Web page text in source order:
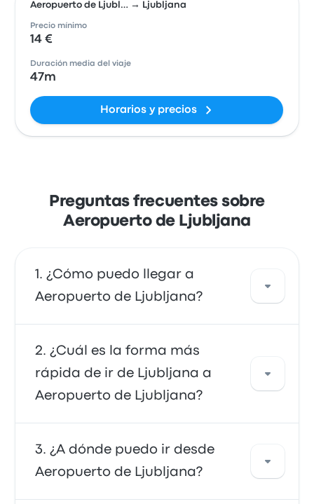
Aeropuerto de Ljubl… → Ljubljana
Precio mínimo
14 €
Duración media del viaje
47m
Horarios y precios
Preguntas frecuentes sobre
Aeropuerto de Ljubljana
¿Cómo puedo llegar a
Aeropuerto de Ljubljana?
Puedes ir en autobús, que ofrece acceso
directo al aeropuerto. También puedes ir en
taxi o utilizar un servicio de transporte
compartido.
¿Cuál es la forma más
rápida de ir de Ljubljana a
Aeropuerto de Ljubljana?
La forma más rápida de viajar desde y hacia
Aeropuerto de Ljubljana es en autobús, que
ofrece un cómodo medio de transporte a las
terminales del aeropuerto. Los autobuses
¿A dónde puedo ir desde
Aeropuerto de Ljubljana?